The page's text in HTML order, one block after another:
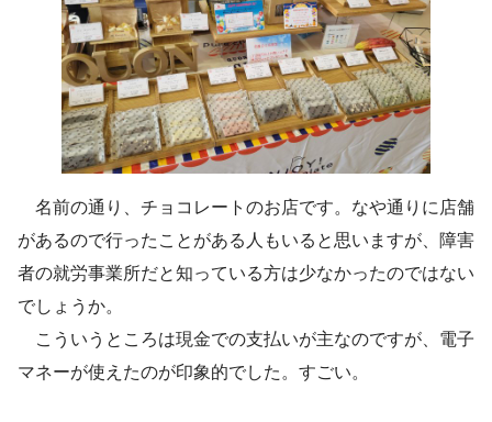
名前の通り、チョコレートのお店です。なや通りに店舗
があるので行ったことがある人もいると思いますが、障害
者の就労事業所だと知っている方は少なかったのではない
でしょうか。
こういうところは現金での支払いが主なのですが、電子
マネーが使えたのが印象的でした。すごい。